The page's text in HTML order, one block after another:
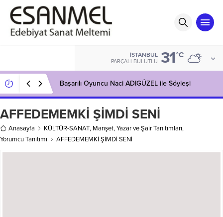
İSTANBUL
PARÇALI BULUTLU 31°C
Başarılı Oyuncu Naci ADIGÜZEL ile Söyleşi
AFFEDEMEMKİ ŞİMDİ SENİ
Anasayfa KÜLTÜR-SANAT, Manşet,Yazar ve Şair Tanıtımları,
Yorumcu Tanıtımı
AFFEDEMEMKİ ŞİMDİ SENİ